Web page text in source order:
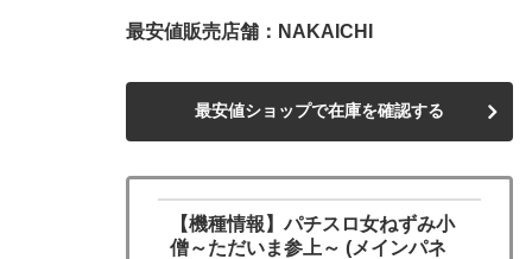
最安値販売店舗：NAKAICHI
最安値ショップで在庫を確認する
【機種情報】パチスロ女ねずみ小
僧～ただいま参上～ (メインパネ